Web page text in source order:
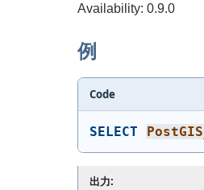
Availability: 0.9.0
例
Code
SELECT
出力: